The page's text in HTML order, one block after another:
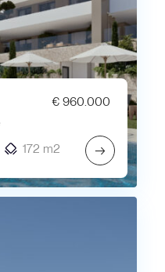
€ 960.000
172 m2 →